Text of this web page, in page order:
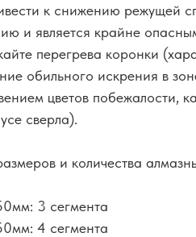
к снижению режущей
и является крайне
перегрева коронки
обильного искрения в
цветов побежалости,
сверла).
и количества
3 сегмента
4 сегмента